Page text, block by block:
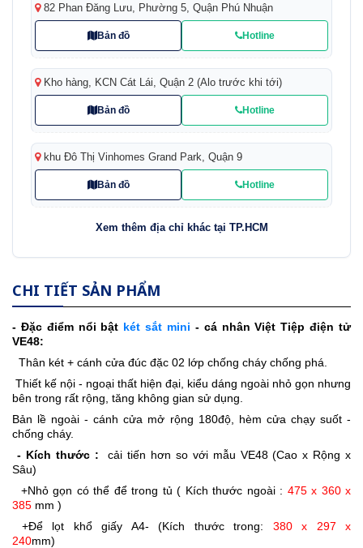
82 Phan Đăng Lưu, Phường 5, Quận Phú Nhuận
Bản đồ Hotline
Kho hàng, KCN Cát Lái, Quận 2 (Alo trước khi tới)
Bản đồ Hotline
khu Đô Thị Vinhomes Grand Park, Quận 9
Bản đồ Hotline
Xem thêm địa chỉ khác tại TP.HCM
CHI TIẾT SẢN PHẨM
- Đặc điểm nổi bật két sắt mini - cá nhân Việt Tiệp điện tử
VE48:
Thân két + cánh cửa đúc đặc 02 lớp chống cháy chống phá.
Thiết kế nội - ngoại thất hiện đại, kiểu dáng ngoài nhỏ gọn nhưng
bên trong rất rộng, tăng không gian sử dụng.
Bản lề ngoài - cánh cửa mở rộng 180độ, hèm cửa chạy suốt -
chống cháy.
- Kích thước : cải tiến hơn so với mẫu VE48 (Cao x Rộng x
Sâu)
+Nhỏ gọn có thể để trong tủ ( Kích thước ngoài : 475 x 360 x
385 mm )
+Để lọt khổ giấy A4- (Kích thước trong: 380 x 297 x
240mm)